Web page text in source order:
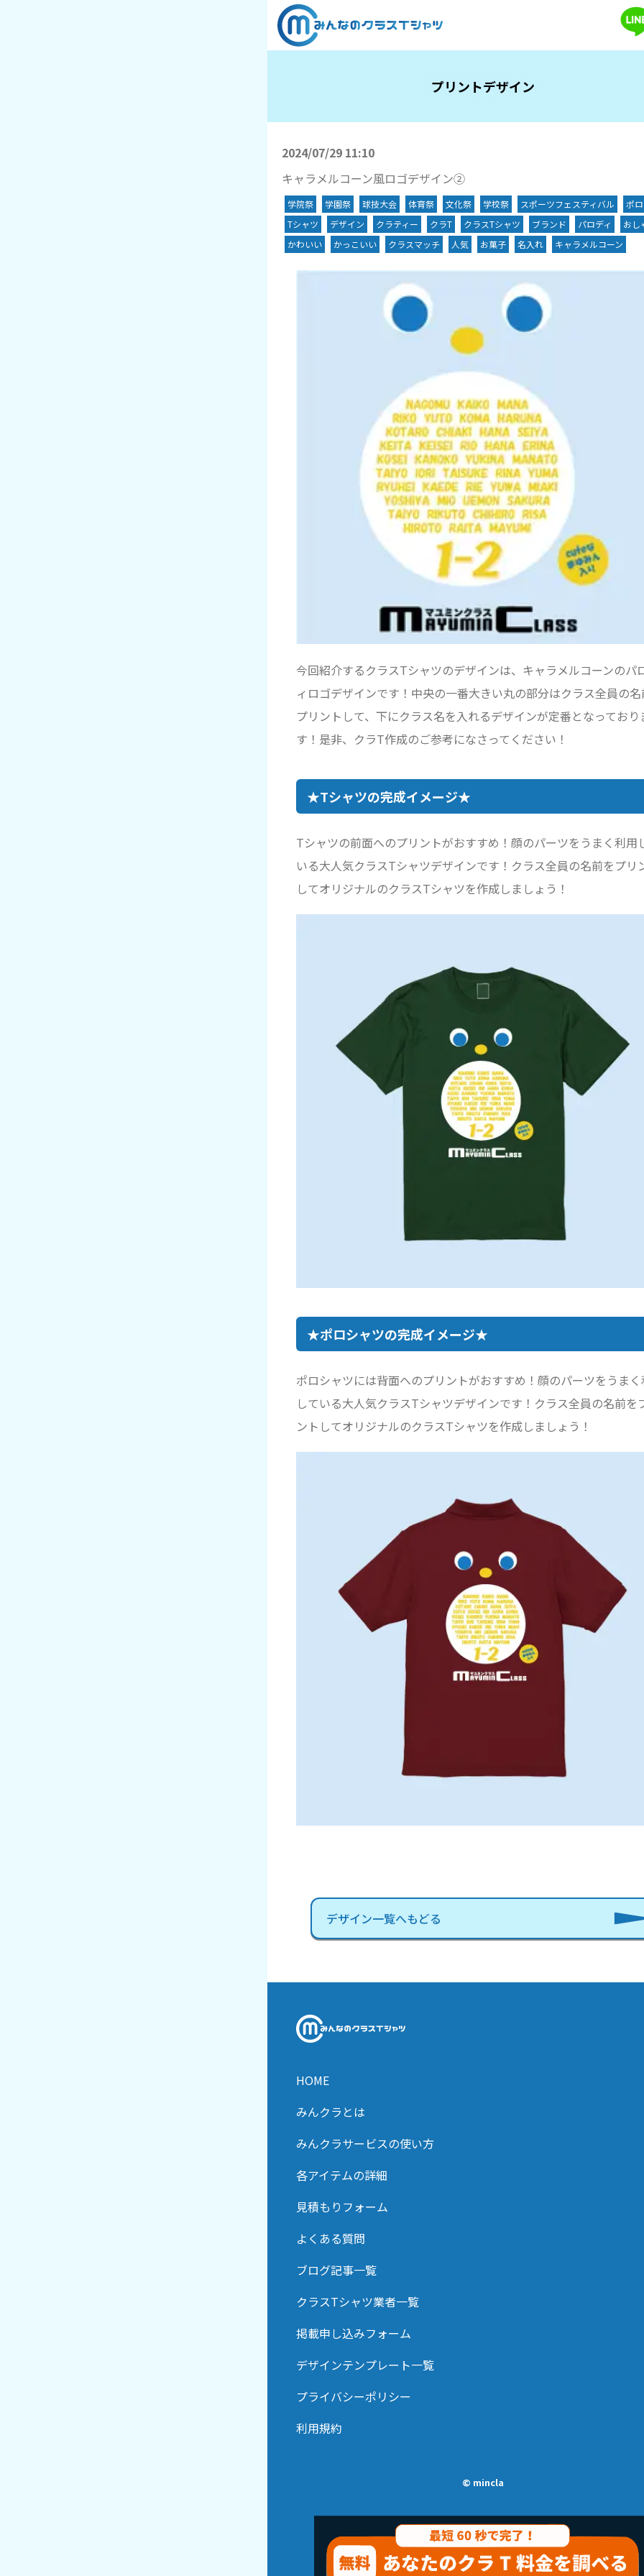
プリントデザイン
2024/07/29 11:10
キャラメルコーン風ロゴデザイン②
学院祭 学園祭 球技大会 体育祭 文化祭 学校祭 スポーツフェスティバル
ポ
Tシャツ
デザイン クラティー クラT クラスTシャツ ブランド パロディ
おし
かわいい
かっこいい クラスマッチ 人気 お菓子 名入れ キャラメルコーン
今回紹介するクラスTシャツのデザインは、キャラメルコーンのパ
ィロゴデザインです！中央の一番大きい丸の部分はクラス全員の名
プリントして、下にクラス名を入れるデザインが定番となっており
す！是非、クラT作成のご参考になさってください！
★Tシャツの完成イメージ★
Tシャツの前面へのプリントがおすすめ！顔のパーツをうまく利用
いる大人気クラスTシャツデザインです！クラス全員の名前をプリ
してオリジナルのクラスTシャツを作成しましょう！
★ポロシャツの完成イメージ★
ポロシャツには背面へのプリントがおすすめ！顔のパーツをうまく
している大人気クラスTシャツデザインです！クラス全員の名前を
ントしてオリジナルのクラスTシャツを作成しましょう！
デザイン一覧へもどる
HOME
みんクラとは
みんクラサービスの使い方
各アイテムの詳細
見積もりフォーム
よくある質問
ブログ記事一覧
クラスTシャツ業者一覧
掲載申し込みフォーム
デザインテンプレート一覧
プライバシーポリシー
利用規約
© mincla